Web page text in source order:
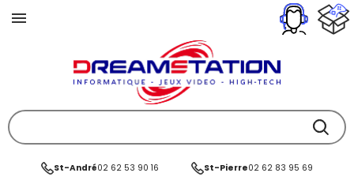
St-André02 62 53 90 16 St-Pierre02 62 83 95 69